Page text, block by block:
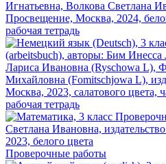
рабочая тетрадь
рабочая тетрадь
Проверочные работы